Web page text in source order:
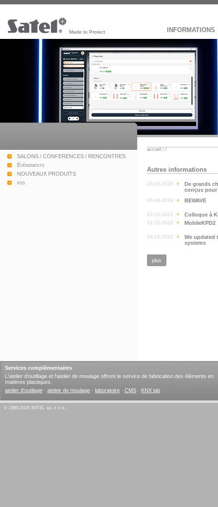
Made to Protect INFORMATIONS
SALONS / CONFERENCES / RENCONTRES
Événements
NOUVEAUX PRODUITS
rss
accueil / /
Autres informations
26-02-2026
De grands
conçus
03-06-2024 BEWAVE
22-12-2022 Colloque à
22-12-2022 MobileKPD2
08-12-2022
We updated
systems
plus
Services complémentaires
L'atelier d'outillage et l'atelier de moulage offrent le service de fabrication des éléments en
matières plastiques.
atelier d'outilage · ateleir de moulage · laboratoire · CMS · KNX lab
© 1990-2026 SATEL sp. z o.o.